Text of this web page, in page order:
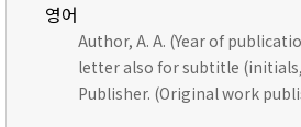
영어
Author, A. A. (Year of
letter also for subtitle
Publisher. (Original work